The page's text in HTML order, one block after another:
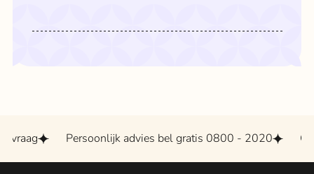
Persoonlijk advies bel gratis 0800 - 2020